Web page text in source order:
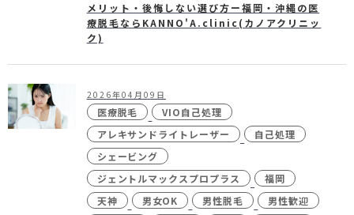
メリット・後悔しない選び方ー福岡・沖縄の医
療脱毛ならKANNO'A.clinic(カノアクリニッ
ク)
2026年04月09日
医療脱毛
VIO自己処理
アレキサンドライトレーザー
自己処理
シェービング
ジェントルマックスプロプラス
福岡
天神
男女OK 男性脱毛 男性歓迎